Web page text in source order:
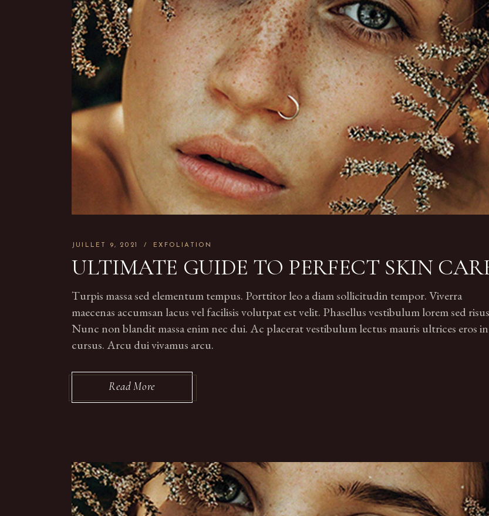
JUILLET 9, 2021 EXFOLIATION
ULTIMATE GUIDE TO PERFECT SKIN
Turpis massa sed elementum tempus. Porttitor leo a diam sollicitudin tempor. Viverra
maecenas accumsan lacus vel facilisis volutpat est velit. Phasellus vestibulum lorem sed
Nunc non blandit massa enim nec dui. Ac placerat vestibulum lectus mauris ultrices eros in
cursus. Arcu dui vivamus arcu.
Read More